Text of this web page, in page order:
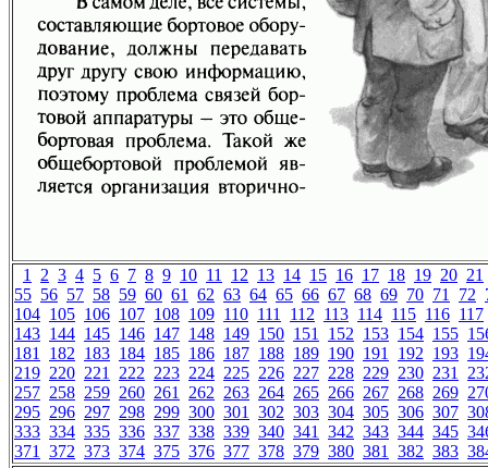
1 2 3 4 5 6 7 8 9 10 11 12 13 14 15 16 17 18 19 20 21
55 56 57 58 59 60 61 62 63 64 65 66 67 68 69 70 71 72
104 105 106 107 108 109 110 111 112 113 114 115 116 117
143 144 145 146 147 148 149 150 151 152 153 154 155
181 182 183 184 185 186 187 188 189 190 191 192 193
219 220 221 222 223 224 225 226 227 228 229 230 231
257 258 259 260 261 262 263 264 265 266 267 268 269
295 296 297 298 299 300 301 302 303 304 305 306 307
333 334 335 336 337 338 339 340 341 342 343 344 345
371 372 373 374 375 376 377 378 379 380 381 382 383